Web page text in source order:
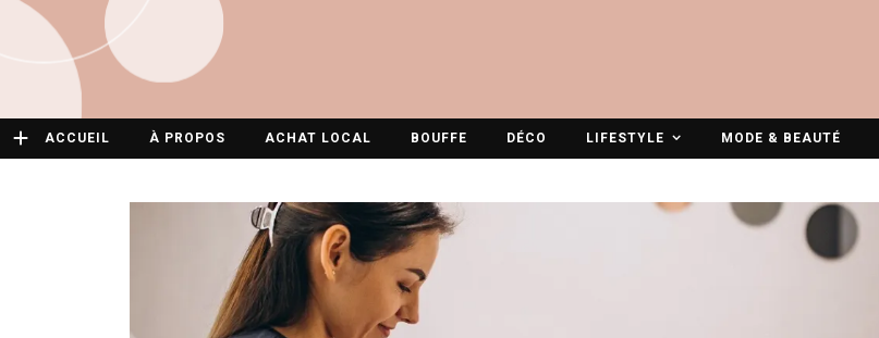
ACCUEIL À PROPOS ACHAT LOCAL BOUFFE DÉCO LIFESTYLE MODE & BEAUTÉ